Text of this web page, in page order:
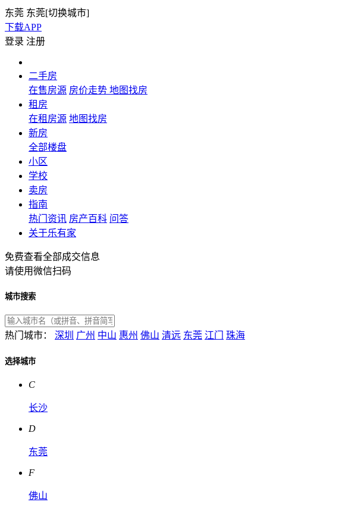
东莞 东莞[切换城市]
下载APP
登录 注册
二手房
在售房源 房价走势 地图找房
租房
在租房源 地图找房
新房
全部楼盘
小区
学校
卖房
指南
热门资讯 房产百科 问答
关于乐有家
免费查看全部成交信息
请使用微信扫码
城市搜索
热门城市： 深圳 广州 中山 惠州 佛山 清远 东莞 江门 珠海
选择城市
C
长沙
D
东莞
F
佛山